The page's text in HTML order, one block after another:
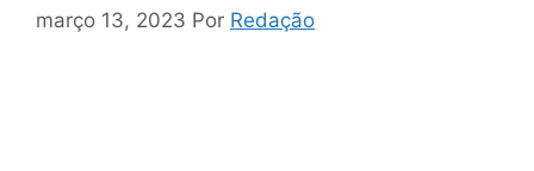
março 13, 2023 Por Redação